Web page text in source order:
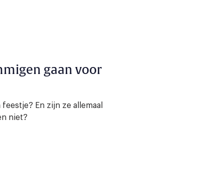
gaan voor
En zijn ze allemaal
niet?